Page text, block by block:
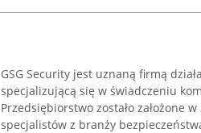
GSG Security jest uznaną firmą
specjalizującą się w świadczeniu
Przedsiębiorstwo zostało założone
specjalistów z branży